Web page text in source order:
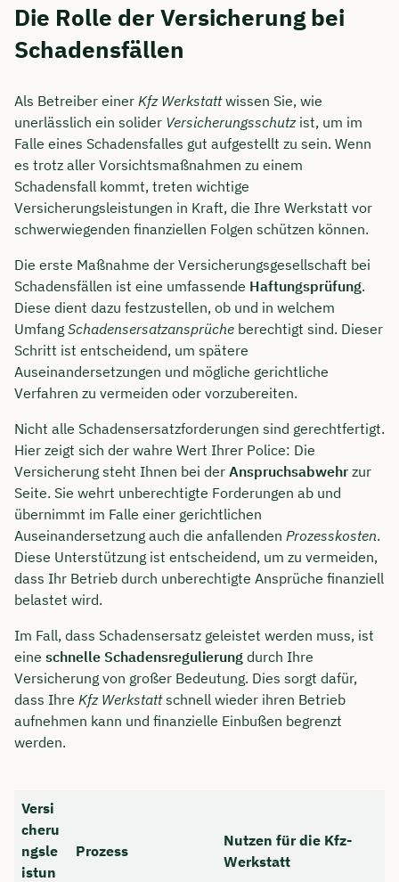
Die Rolle der Versicherung bei
Schadensfällen
Als Betreiber einer Kfz Werkstattwissen Sie, wie
unerlässlich ein solider Versicherungsschutzist, um im
Falle eines Schadensfalles gut aufgestellt zu sein. Wenn
es trotz aller Vorsichtsmaßnahmen zu einem
Schadensfall kommt, treten wichtige
Versicherungsleistungen in Kraft, die Ihre Werkstatt vor
schwerwiegenden finanziellen Folgen schützen können.
Die erste Maßnahme der Versicherungsgesellschaft bei
Schadensfällen ist eine umfassende Haftungsprüfung.
Diese dient dazu festzustellen, ob und in welchem
Umfang Schadensersatzansprüche berechtigt sind. Dieser
Schritt ist entscheidend, um spätere
Auseinandersetzungen und mögliche gerichtliche
Verfahren zu vermeiden oder vorzubereiten.
Nicht alle Schadensersatzforderungen sind gerechtfertigt.
Hier zeigt sich der wahre Wert Ihrer Police: Die
Versicherung steht Ihnen bei der Anspruchsabwehr zur
Seite. Sie wehrt unberechtigte Forderungen ab und
übernimmt im Falle einer gerichtlichen
Auseinandersetzung auch die anfallenden Prozesskosten.
Diese Unterstützung ist entscheidend, um zu vermeiden,
dass Ihr Betrieb durch unberechtigte Ansprüche finanziell
belastet wird.
Im Fall, dass Schadensersatz geleistet werden muss, ist
eine schnelle Schadensregulierung durch Ihre
Versicherung von großer Bedeutung. Dies sorgt dafür,
dass Ihre Kfz Werkstattschnell wieder ihren Betrieb
aufnehmen kann und finanzielle Einbußen begrenzt
werden.
Versi
cheru
ngsle
istun
Prozess
Nutzen für die Kfz-
Werkstatt